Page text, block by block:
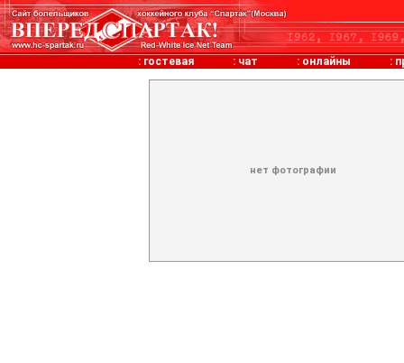
: гостевая : чат : онлайны :
нет фотографии